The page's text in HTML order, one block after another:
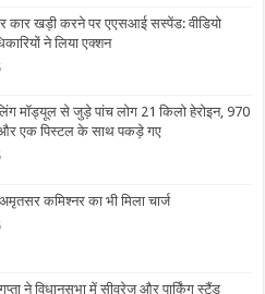
कार खड़ी करने पर एएसआई सस्पेंड: वीडियो
ने लिया एक्शन
मॉड्यूल से जुड़े पांच लोग 21 किलो हेरोइन, 970
एक पिस्टल के साथ पकड़े गए
कमिश्नर का भी मिला चार्ज
ने विधानसभा में सीवरेज और पार्किंग स्टैंड